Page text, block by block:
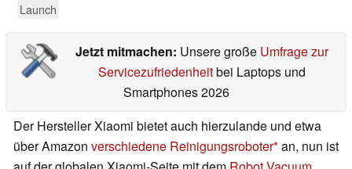
Launch
Jetzt mitmachen: Unsere große Umfrage zur
Servicezufriedenheitbei Laptops und
Smartphones 2026
Der Hersteller Xiaomi bietet auch hierzulande und etwa
über Amazon verschiedene Reinigungsroboter an, nun ist